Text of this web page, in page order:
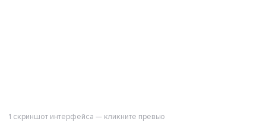
1 скриншот интерфейса — кликните превью